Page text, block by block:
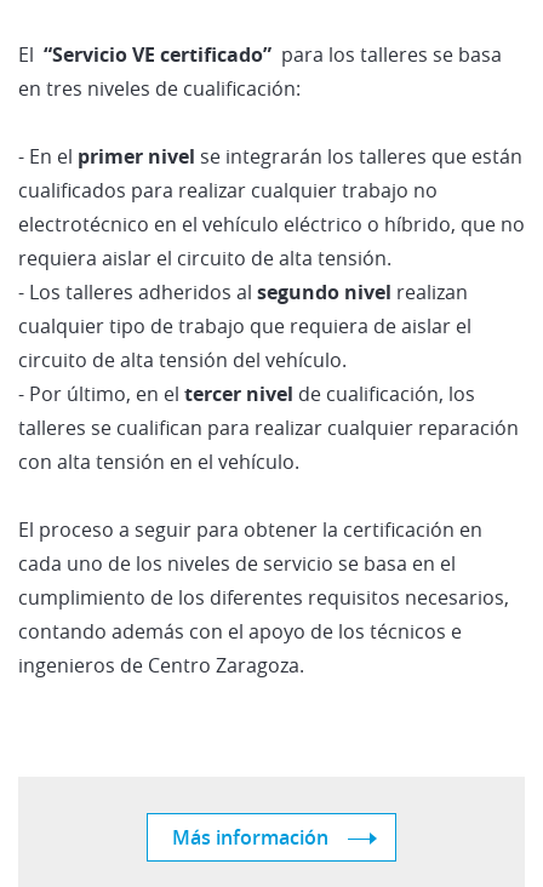
El “Servicio VE certificado” para los talleres se basa
en tres niveles de cualificación:
- En el primer nivel se integrarán los talleres que están
cualificados para realizar cualquier trabajo no
electrotécnico en el vehículo eléctrico o híbrido, que no
requiera aislar el circuito de alta tensión.
- Los talleres adheridos al segundo nivel realizan
cualquier tipo de trabajo que requiera de aislar el
circuito de alta tensión del vehículo.
- Por último, en el tercer nivel de cualificación, los
talleres se cualifican para realizar cualquier reparación
con alta tensión en el vehículo.
El proceso a seguir para obtener la certificación en
cada uno de los niveles de servicio se basa en el
cumplimiento de los diferentes requisitos necesarios,
contando además con el apoyo de los técnicos e
ingenieros de Centro Zaragoza.
Más información